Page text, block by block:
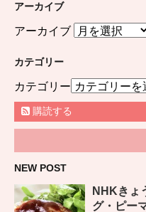
アーカイブ
アーカイブ
カテゴリー
カテゴリー
購読する
NEW POST
NHKきょ
グ・ピー